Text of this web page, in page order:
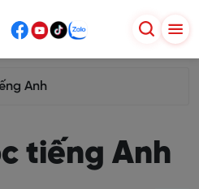
Anh
tiếng Anh